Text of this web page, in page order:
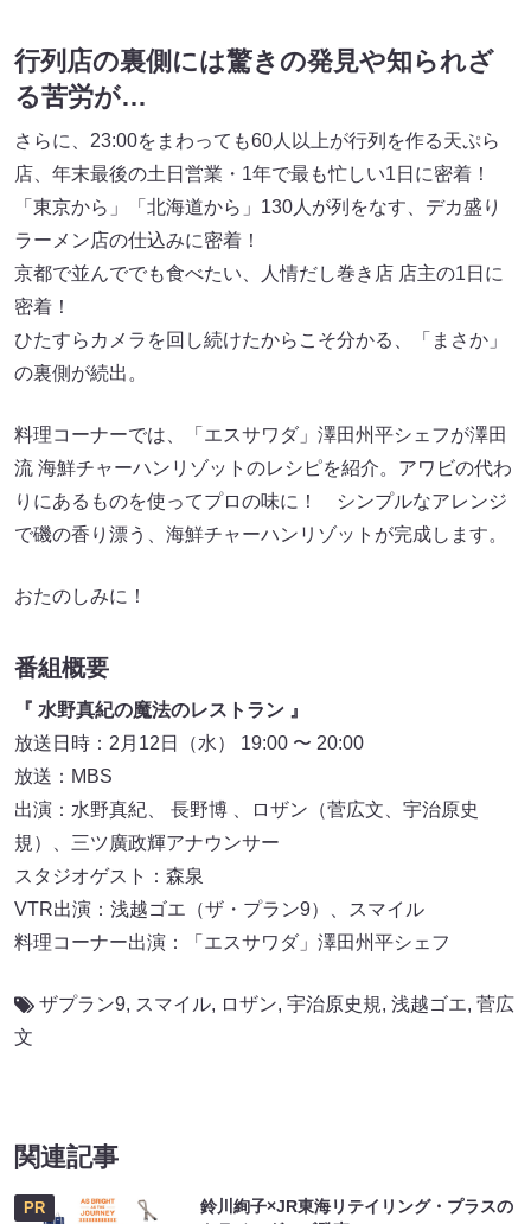
行列店の裏側には驚きの発見や知られざ
る苦労が…
さらに、23:00をまわっても60人以上が行列を作る天ぷら
店、年末最後の土日営業・1年で最も忙しい1日に密着！
「東京から」「北海道から」130人が列をなす、デカ盛り
ラーメン店の仕込みに密着！
京都で並んででも食べたい、人情だし巻き店 店主の1日に
密着！
ひたすらカメラを回し続けたからこそ分かる、「まさか」
の裏側が続出。
料理コーナーでは、「エスサワダ」澤田州平シェフが澤田
流 海鮮チャーハンリゾットのレシピを紹介。アワビの代わ
りにあるものを使ってプロの味に！ シンプルなアレンジ
で磯の香り漂う、海鮮チャーハンリゾットが完成します。
おたのしみに！
番組概要
『 水野真紀の魔法のレストラン 』
放送日時：2月12日（水） 19:00 〜 20:00
放送：MBS
出演：水野真紀、 長野博 、ロザン（菅広文、宇治原史
規）、三ツ廣政輝アナウンサー
スタジオゲスト：森泉
VTR出演：浅越ゴエ（ザ・プラン9）、スマイル
料理コーナー出演：「エスサワダ」澤田州平シェフ
ザプラン9, スマイル, ロザン, 宇治原史規, 浅越ゴエ, 菅広
文
関連記事
PR
鈴川絢子×JR東海リテイリング・プラスの